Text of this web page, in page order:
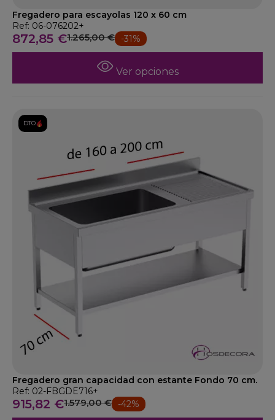
Fregadero para escayolas 120 x 60 cm
Ref: 06-076202+
872,85 €1.265,00 € -31%
Ver opciones
DTO.
Fregadero gran capacidad con estante Fondo 70 cm.
Ref: 02-FBGDE716+
915,82 €1.579,00 € -42%